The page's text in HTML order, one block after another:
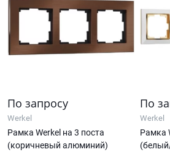
По запросу
Werkel
Рамка Werkel на 3 поста
(коричневый алюминий)
По
Werkel
Рамка